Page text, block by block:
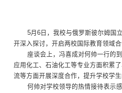
5月6日，我校与俄罗斯彼尔姆国
开深入探讨，开启两校国际教育领域
座谈会上，冯喜成对何帅一行的
应用化工、石油化工等专业方面积累
流等方面开展深度合作，提升学校学生
何帅对学校领导的热情接待表示